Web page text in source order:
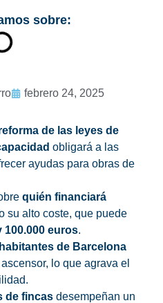
sobre:
febrero 24, 2025
de las leyes de
obligará a las
ayudas para obras de
quién financiará
su alto coste, que puede
100.000 euros.
de Barcelona
lo que agrava el
de fincas desempeñan un